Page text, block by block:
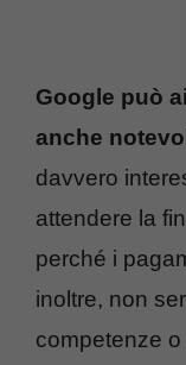
Google può
anche
davvero
attendere la
perché i
inoltre, non
competenze